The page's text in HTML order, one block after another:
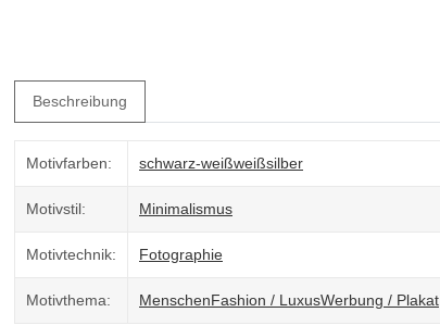
Beschreibung
Motivfarben: schwarz-weißweißsilber
Motivstil: Minimalismus
Motivtechnik: Fotographie
Motivthema: MenschenFashion / LuxusWerbung / Plakat